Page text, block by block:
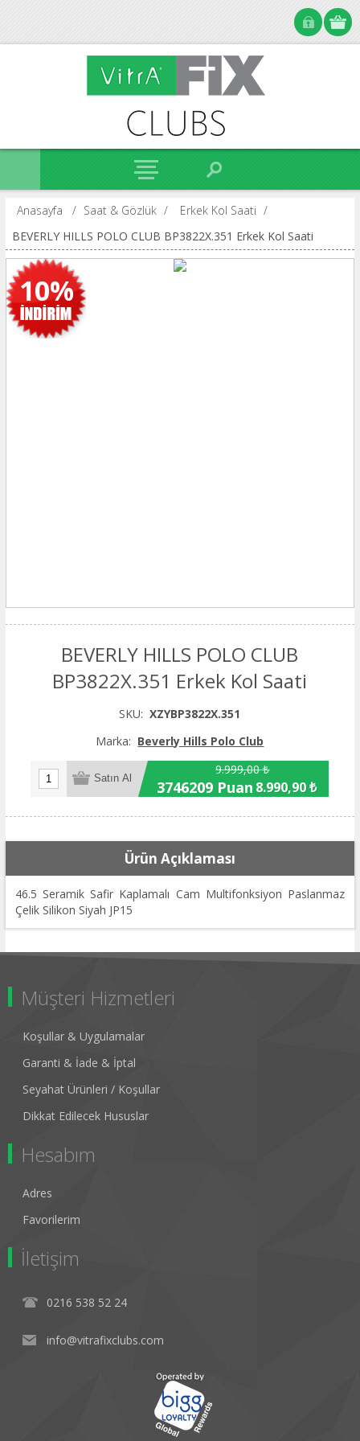
Anasayfa / Saat & Gözlük / Erkek Kol Saati /
BEVERLY HILLS POLO CLUB BP3822X.351 Erkek Kol Saati
10%
BEVERLY HILLS POLO CLUB
BP3822X.351 Erkek Kol Saati
SKU: XZYBP3822X.351
Marka: Beverly Hills Polo Club
9.999,00 ₺
3746209 Puan 8.990,90 ₺
Ürün Açıklaması
46.5 Seramik Safir Kaplamalı Cam Multifonksiyon Paslanmaz
Çelik Silikon Siyah JP15
Müşteri Hizmetleri
Koşullar & Uygulamalar
Garanti & İade & İptal
Seyahat Ürünleri / Koşullar
Dikkat Edilecek Hususlar
Hesabım
Adres
Favorilerim
İletişim
0216 538 52 24
info@vitrafixclubs.com